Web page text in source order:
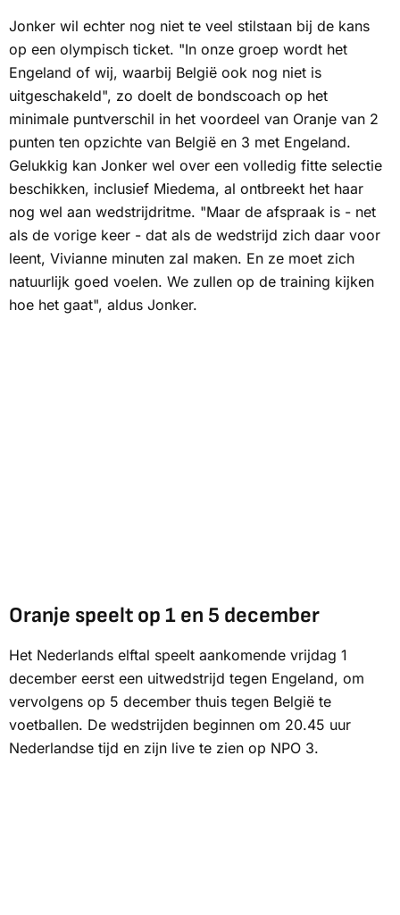
Jonker wil echter nog niet te veel stilstaan bij de kans
op een olympisch ticket. "In onze groep wordt het
Engeland of wij, waarbij België ook nog niet is
uitgeschakeld", zo doelt de bondscoach op het
minimale puntverschil in het voordeel van Oranje van 2
punten ten opzichte van België en 3 met Engeland.
Gelukkig kan Jonker wel over een volledig fitte selectie
beschikken, inclusief Miedema, al ontbreekt het haar
nog wel aan wedstrijdritme. "Maar de afspraak is - net
als de vorige keer - dat als de wedstrijd zich daar voor
leent, Vivianne minuten zal maken. En ze moet zich
natuurlijk goed voelen. We zullen op de training kijken
hoe het gaat", aldus Jonker.
Oranje speelt op 1 en 5 december
Het Nederlands elftal speelt aankomende vrijdag 1
december eerst een uitwedstrijd tegen Engeland, om
vervolgens op 5 december thuis tegen België te
voetballen. De wedstrijden beginnen om 20.45 uur
Nederlandse tijd en zijn live te zien op NPO 3.